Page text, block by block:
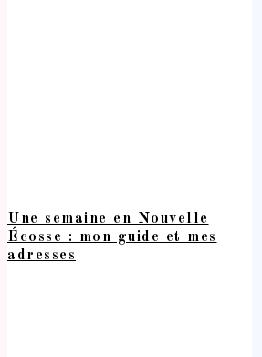
Une semaine en Nouvelle
Écosse : mon guide et mes
adresses